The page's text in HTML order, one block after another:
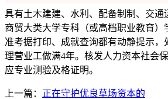
具有土木建建、水利、配备制制、交通
商贸大类大学专科（或高档职业教育）
准考据打印、成就查询都有动静提示，
理营业工做满4年。核发人力资本社会
应专业测验及格证明。
上一篇： 正在守护优良草场资本的